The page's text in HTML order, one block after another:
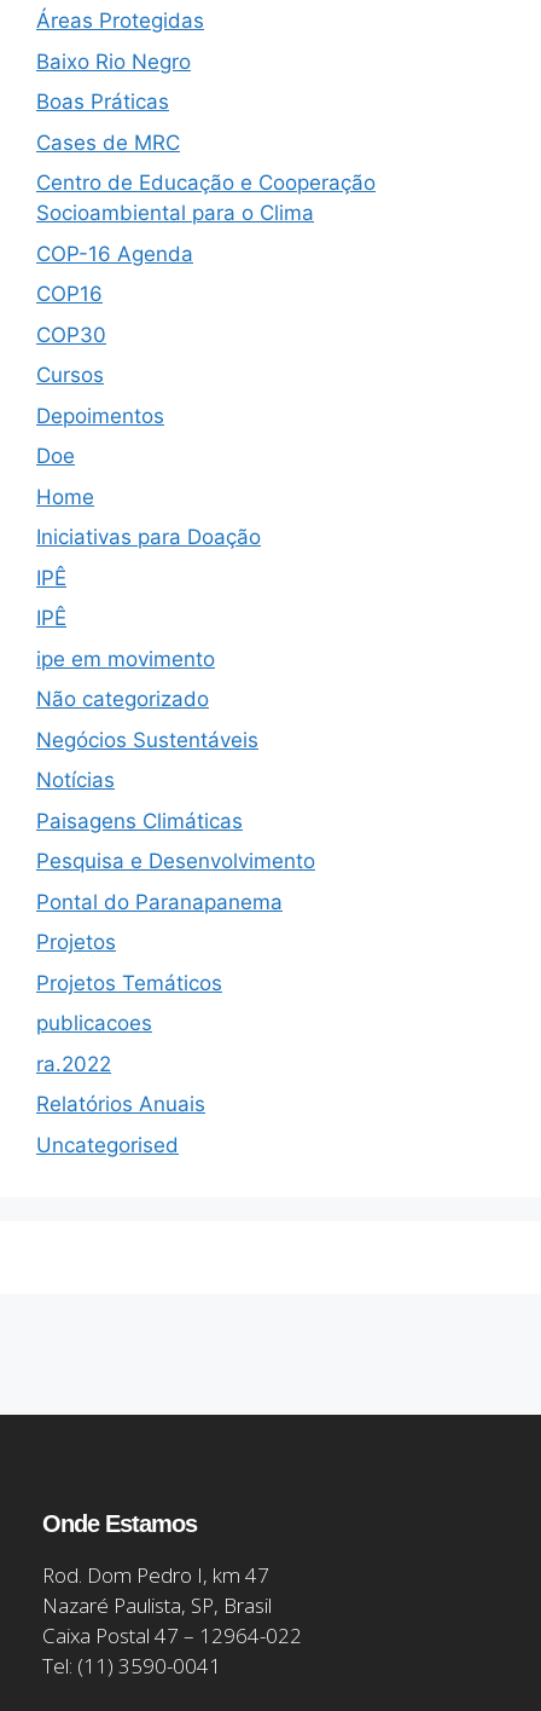
Áreas Protegidas
Baixo Rio Negro
Boas Práticas
Cases de MRC
Centro de Educação e Cooperação
Socioambiental para o Clima
COP-16 Agenda
COP16
COP30
Cursos
Depoimentos
Doe
Home
Iniciativas para Doação
IPÊ
IPÊ
ipe em movimento
Não categorizado
Negócios Sustentáveis
Notícias
Paisagens Climáticas
Pesquisa e Desenvolvimento
Pontal do Paranapanema
Projetos
Projetos Temáticos
publicacoes
ra.2022
Relatórios Anuais
Uncategorised
Onde Estamos
Rod. Dom Pedro I, km 47
Nazaré Paulista, SP, Brasil
Caixa Postal 47 – 12964-022
Tel: (11) 3590-0041